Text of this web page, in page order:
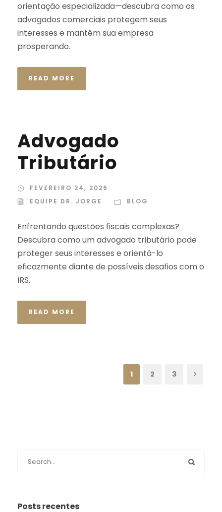
orientação especializada—descubra como os
advogados comerciais protegem seus
interesses e mantêm sua empresa
prosperando.
READ MORE
Advogado
Tributário
FEVEREIRO 24, 2026
EQUIPE DR. JORGE
BLOG
Enfrentando questões fiscais complexas?
Descubra como um advogado tributário pode
proteger seus interesses e orientá-lo
eficazmente diante de possíveis desafios com o
IRS.
READ MORE
1 2 3
Posts recentes